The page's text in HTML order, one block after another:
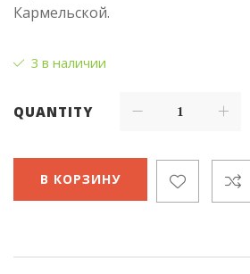
Кармельской.
3 в наличии
QUANTITY
В КОРЗИНУ